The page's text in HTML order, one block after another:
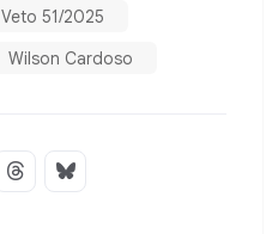
Veto 51/2025
Wilson Cardoso